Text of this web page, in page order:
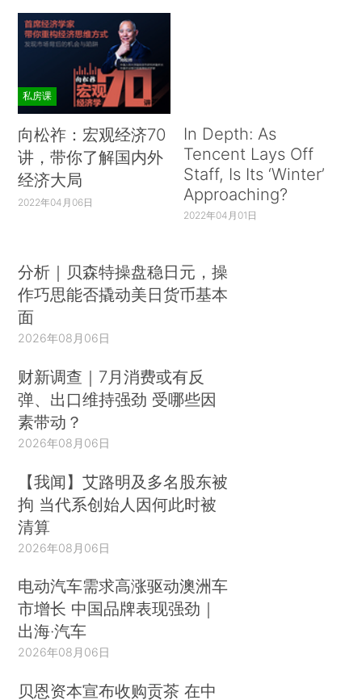
私房课
向松祚：宏观经济70
讲，带你了解国内外
经济大局
2022年04月06日
In Depth: As
Tencent Lays Off
Staff, Is Its ‘Winter’
Approaching?
2022年04月01日
分析｜贝森特操盘稳日元，操
作巧思能否撬动美日货币基本
面
2026年08月06日
财新调查｜7月消费或有反
弹、出口维持强劲 受哪些因
素带动？
2026年08月06日
【我闻】艾路明及多名股东被
拘 当代系创始人因何此时被
清算
2026年08月06日
电动汽车需求高涨驱动澳洲车
市增长 中国品牌表现强劲｜
出海·汽车
2026年08月06日
贝恩资本宣布收购贡茶 在中